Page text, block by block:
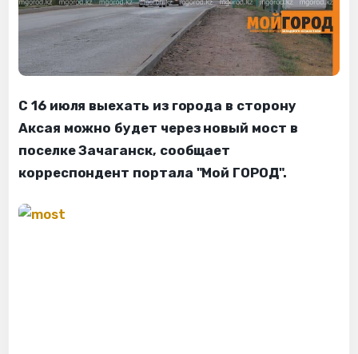
С 16 июля выехать из города в сторону
Аксая можно будет через новый мост в
поселке Зачаганск, сообщает
корреспондент портала "Мой ГОРОД".